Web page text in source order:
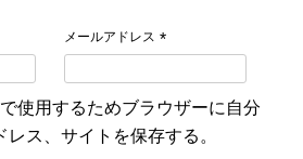
メールアドレス *
使用するためブラウザーに自分
ス、サイトを保存する。